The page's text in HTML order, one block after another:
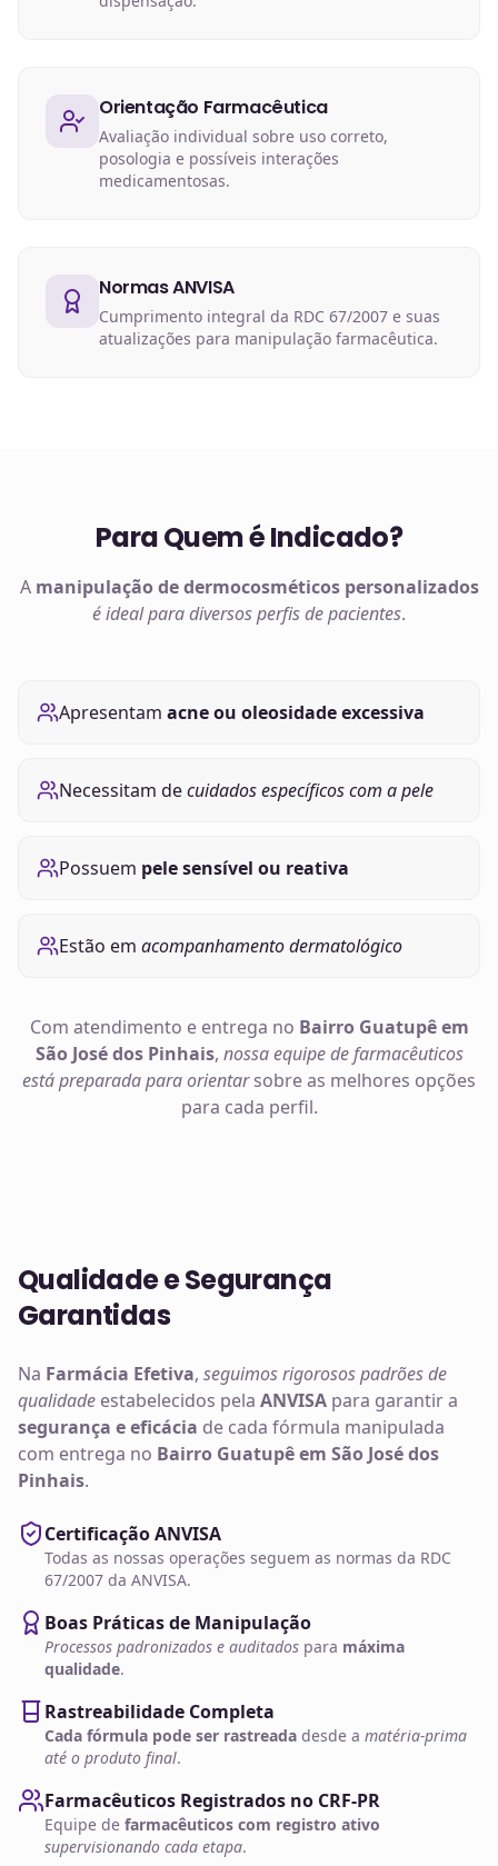
Orientação Farmacêutica
Avaliação individual sobre uso correto,
posologia e possíveis interações
medicamentosas.
Normas ANVISA
Cumprimento integral da RDC 67/2007 e suas
atualizações para manipulação farmacêutica.
Para Quem é Indicado?
A manipulação dedermocosméticospersonalizados
é ideal para diversos perfis de pacientes.
Apresentam acne ou oleosidade excessiva
Necessitam decuidados específicos com a pele
Possuem pele sensível ou reativa
Estão em acompanhamento dermatológico
Com atendimento e entrega no Bairro Guatupê em
São José dos Pinhais, nossa equipe de farmacêuticos
está preparada para orientarsobre as melhores opções
para cada perfil.
Qualidade e Segurança
Garantidas
Na Farmácia Efetiva, seguimos rigorosos padrões de
qualidade estabelecidos pela ANVISA para garantir a
segurança e eficácia de cada fórmula manipulada
com entrega no Bairro Guatupê em São José dos
Pinhais.
Certificação ANVISA
Todas as nossas operações seguem as normas da RDC
67/2007 da ANVISA.
Boas Práticas de Manipulação
Processos padronizados e auditados para máxima
qualidade.
Rastreabilidade Completa
Cada fórmula pode ser rastreada desde a matéria-prima
até o produto final.
Farmacêuticos Registrados no CRF-PR
Equipe de farmacêuticos com registro ativo
supervisionando cada etapa.